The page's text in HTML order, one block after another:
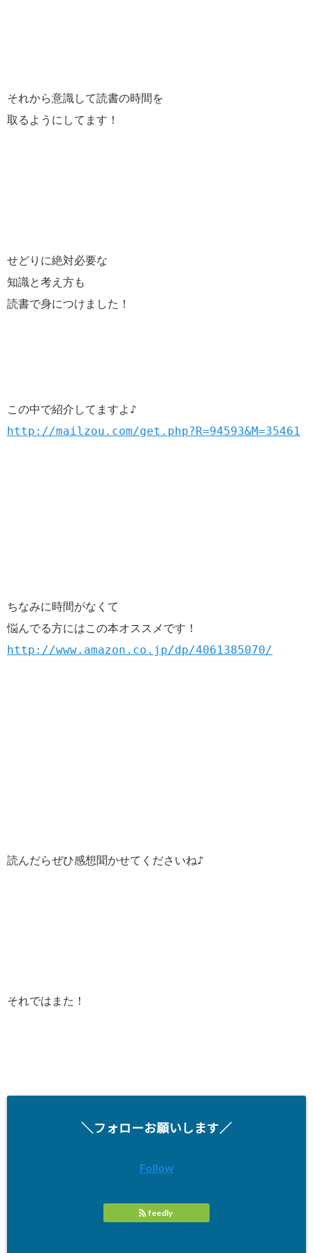
それから意識して読書の時間を
取るようにしてます！
せどりに絶対必要な
知識と考え方も
読書で身につけました！
この中で紹介してますよ♪
http://mailzou.com/get.php?R=94593&M=35461
ちなみに時間がなくて
悩んでる方にはこの本オススメです！
http://www.amazon.co.jp/dp/4061385070/
読んだらぜひ感想聞かせてくださいね♪
それではまた！
＼フォローお願いします／
Follow
feedly